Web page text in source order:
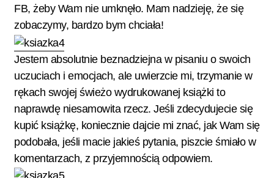
FB, żeby Wam nie umknęło. Mam nadzieję, że się
zobaczymy, bardzo bym chciała!
Jestem absolutnie beznadziejna w pisaniu o swoich
uczuciach i emocjach, ale uwierzcie mi, trzymanie w
rękach swojej świeżo wydrukowanej książki to
naprawdę niesamowita rzecz. Jeśli zdecydujecie się
kupić książkę, koniecznie dajcie mi znać, jak Wam się
podobała, jeśli macie jakieś pytania, piszcie śmiało w
komentarzach, z przyjemnością odpowiem.